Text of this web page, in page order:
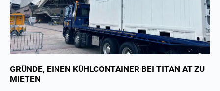
GRÜNDE, EINEN KÜHLCONTAINER BEI TITAN AT ZU
MIETEN